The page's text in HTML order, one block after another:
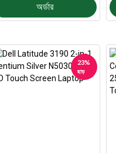
অর্ডার
23%
ছাড়